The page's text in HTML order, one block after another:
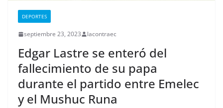
DEPORTES
septiembre 23, 2023 lacontraec
Edgar Lastre se enteró del
fallecimiento de su papa
durante el partido entre Emelec
y el Mushuc Runa